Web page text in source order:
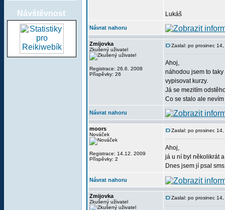
Návštěvnost Lukáš
Návrat nahoru
Zmijovka
Zkušený uživatel
Registrace: 26.6. 2008
Příspěvky: 26
Zaslal: po prosinec
Ahoj,
náhodou jsem to
vypisovat kurzy.
Já se mezitím
Co se stalo ale
Návrat nahoru
moors
Nováček
Registrace: 14.12. 2009
Příspěvky: 2
Zaslal: po prosinec
Ahoj,
já u ní byl několikrát
Dnes jsem jí psal
Návrat nahoru
Zmijovka
Zkušený uživatel
Zaslal: po prosinec